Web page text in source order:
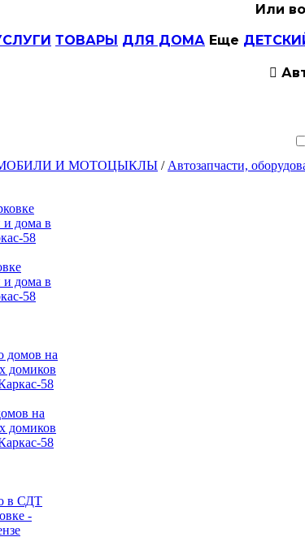
Или
ТОВАРЫ ДЛЯ ДОМА Еще

И МОТОЦЫКЛЫ / Автозапчасти,
и дома в
58
на
домиков
58